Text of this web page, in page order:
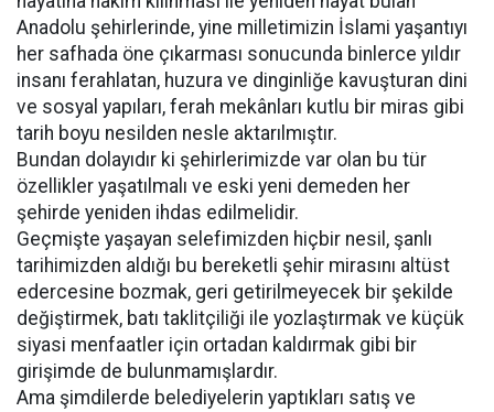
Anadolu şehirlerinde, yine milletimizin İslami yaşantıyı
her safhada öne çıkarması sonucunda binlerce yıldır
insanı ferahlatan, huzura ve dinginliğe kavuşturan dini
ve sosyal yapıları, ferah mekânları kutlu bir miras gibi
tarih boyu nesilden nesle aktarılmıştır.
Bundan dolayıdır ki şehirlerimizde var olan bu tür
özellikler yaşatılmalı ve eski yeni demeden her
şehirde yeniden ihdas edilmelidir.
Geçmişte yaşayan selefimizden hiçbir nesil, şanlı
tarihimizden aldığı bu bereketli şehir mirasını altüst
edercesine bozmak, geri getirilmeyecek bir şekilde
değiştirmek, batı taklitçiliği ile yozlaştırmak ve küçük
siyasi menfaatler için ortadan kaldırmak gibi bir
girişimde de bulunmamışlardır.
Ama şimdilerde belediyelerin yaptıkları satış ve